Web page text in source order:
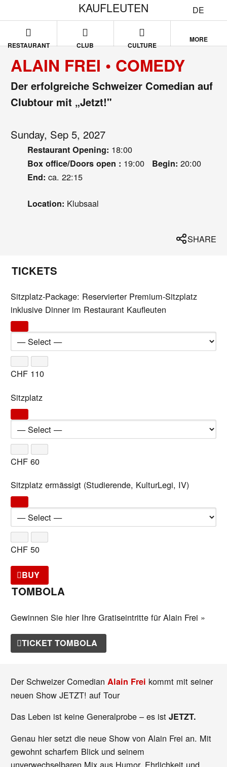
DE
KAUFLEUTEN
RESTAURANT CLUB CULTURE
MORE
ALAIN FREI • COMEDY
Der erfolgreiche Schweizer Comedian auf
Clubtour mit „Jetzt!"
Sunday, Sep 5, 2027
Restaurant Opening: 18:00
Box office/Doors open : 19:00 Begin: 20:00
End: ca. 22:15
Location: Klubsaal
SHARE
TICKETS
Sitzplatz-Package: Reservierter Premium-Sitzplatz
inklusive Dinner im Restaurant Kaufleuten
CHF 110
Sitzplatz
CHF 60
Sitzplatz ermässigt (Studierende, KulturLegi, IV)
CHF 50
BUY
TOMBOLA
Gewinnen Sie hier Ihre Gratiseintritte für Alain Frei »
TICKET TOMBOLA
Der Schweizer ComedianAlain Frei kommt mit seiner
neuen Show JETZT! auf Tour
Das Leben ist keine Generalprobe – es istJETZT.
Genau hier setzt die neue Show von Alain Frei an. Mit
gewohnt scharfem Blick und seinem